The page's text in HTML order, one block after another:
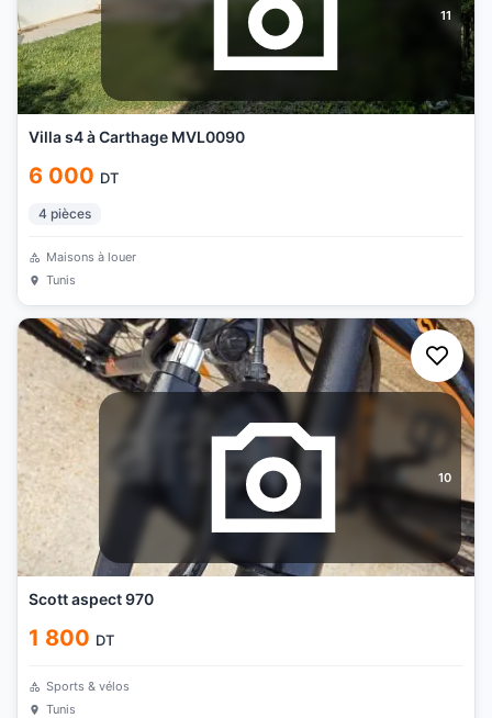
11
Villa s4 à Carthage MVL0090
6 000 DT
4 pièces
Maisons à louer
Tunis
10
Scott aspect 970
1 800 DT
Sports & vélos
Tunis